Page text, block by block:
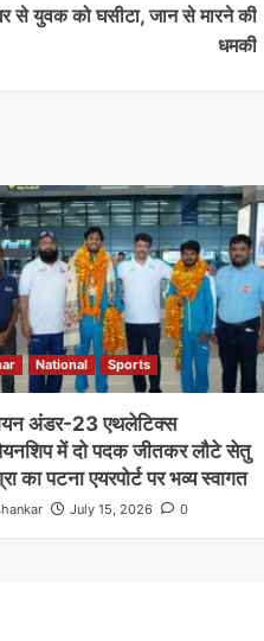
से युवक को घसीटा, जान से मारने की
धमकी
National Sports
अंडर-23 एथलेटिक्स
में दो पदक जीतकर लौटे सेतु
का पटना एयरपोर्ट पर भव्य स्वागत
July 15, 2026 0
News
घर का ताला तोड़कर ₹2.50
करीब ₹18 लाख के गहनों की
की मदद से जांच में जुटी हरनौत
1, 2026 0
रूपसपुर गांव के वार्ड संख्या-16 स्थित मुशहरी
सुबह उस समय हड़कंप मच गया, जब एक बंद